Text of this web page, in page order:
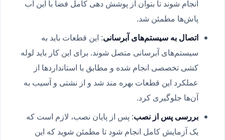
انجام شوند تا بتوان از پوشش دهی کامل فضا با این آب
پاش‌ها مطمئن شد.
اتصال به سیستم‌های آبرسانی: این قطعات باید به
سیستم‌های آبرسانی متصل شوند. برای این کار باید لوله
کشی تخصصی انجام شده و مطابق با استانداردها از
عملکرد این قطعات بهره مند شد و از نشتی و آسیب به
آن‌ها جلوگیری کرد.
بررسی پس از نصب: پس از پایان نصب، لازم است که
یک آزمایش کامل انجام شود تا مطمئن شوید که این